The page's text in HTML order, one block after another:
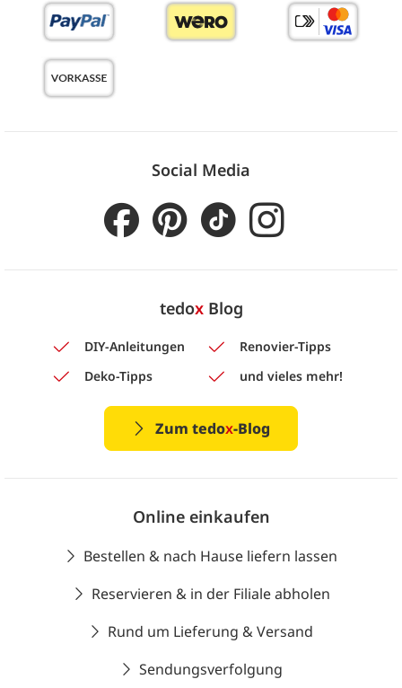
Social Media
tedoxBlog
DIY-Anleitungen
Renovier-Tipps
Deko-Tipps
und vieles mehr!
Zum tedox-Blog
Online einkaufen
Bestellen & nach Hause liefern lassen
Reservieren & in der Filiale abholen
Rund um Lieferung & Versand
Sendungsverfolgung